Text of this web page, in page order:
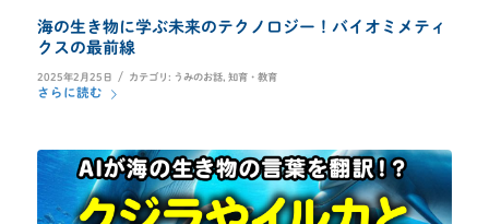
海の生き物に学ぶ未来のテクノロジー！バイオミメティ
クスの最前線
2025年2月25日 / カテゴリ: うみのお話, 知育・教育
さらに読む